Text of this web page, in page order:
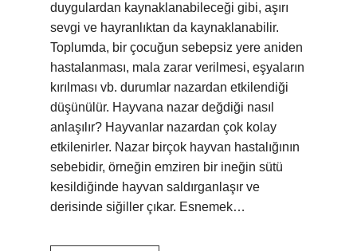
duygulardan kaynaklanabileceği gibi, aşırı
sevgi ve hayranlıktan da kaynaklanabilir.
Toplumda, bir çocuğun sebepsiz yere aniden
hastalanması, mala zarar verilmesi, eşyaların
kırılması vb. durumlar nazardan etkilendiği
düşünülür. Hayvana nazar değdiği nasıl
anlaşılır? Hayvanlar nazardan çok kolay
etkilenirler. Nazar birçok hayvan hastalığının
sebebidir, örneğin emziren bir ineğin sütü
kesildiğinde hayvan saldırganlaşır ve
derisinde siğiller çıkar. Esnemek…